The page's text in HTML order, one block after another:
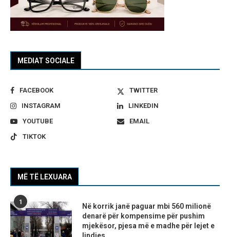
MEDIAT SOCIALE
FACEBOOK
TWITTER
INSTAGRAM
LINKEDIN
YOUTUBE
EMAIL
TIKTOK
MË TË LEXUARA
1
Në korrik janë paguar mbi 560 milionë
denarë për kompensime për pushim
mjekësor, pjesa më e madhe për lejet e